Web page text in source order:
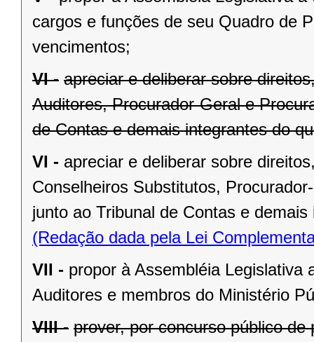
cargos e funções de seu Quadro de
vencimentos;
VI - apreciar e deliberar sobre
Auditores, Procurador-Geral e
de Contas e demais integrantes do
VI - apreciar e deliberar sobre
Conselheiros Substitutos,
junto ao Tribunal de Contas e
(Redação dada pela Lei
VII - propor à Assembléia Legislativa
Auditores e membros do Ministério
VIII - prover, por concurso público